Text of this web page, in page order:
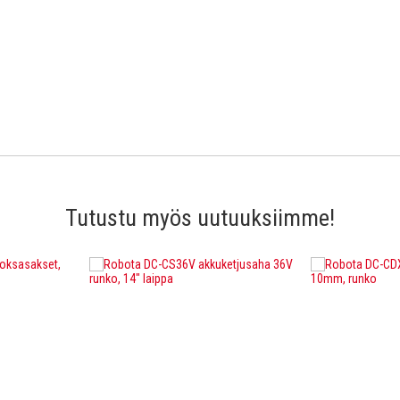
Tutustu myös uutuuksiimme!